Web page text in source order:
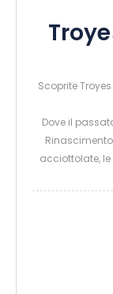
Scoprite
Dove il
acciottolate,
palazzi,
Dove una
poetici